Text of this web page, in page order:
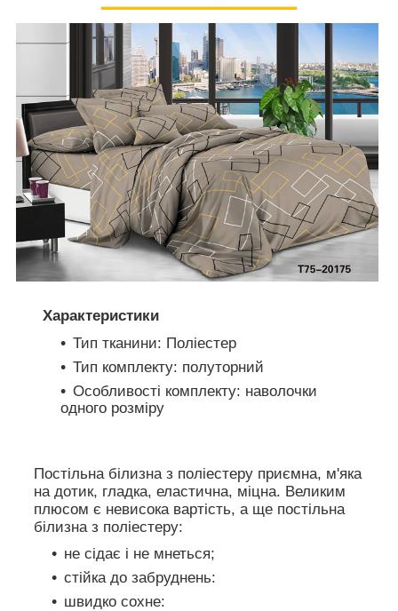
Характеристики
Тип тканини: Поліестер
Тип комплекту: полуторний
Особливості комплекту: наволочки
одного розміру
Постільна білизна з поліестеру приємна, м'яка
на дотик, гладка, еластична, міцна. Великим
плюсом є невисока вартість, а ще постільна
білизна з поліестеру:
не сідає і не мнеться;
стійка до забруднень:
швидко сохне: